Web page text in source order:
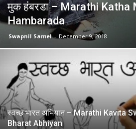
मुक हंबरडा – Marathi Katha
Hambarada
Swapnil Samel - December 9, 2018
स्वच्छ भारत अभियान – Marathi Kavita
Bharat Abhiyan